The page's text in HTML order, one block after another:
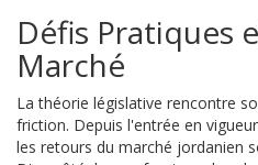
Défis Pratiques
Marché
La théorie législative rencontre
friction. Depuis l'entrée en
les retours du marché jordanien